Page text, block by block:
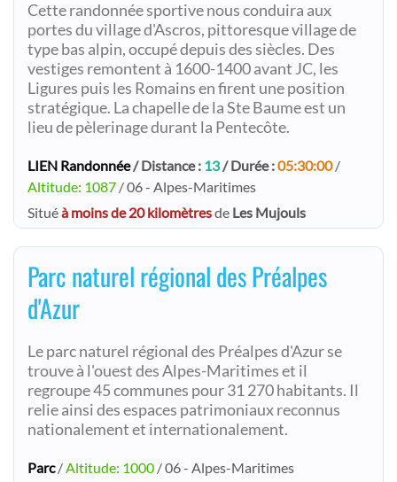
Cette randonnée sportive nous conduira aux
portes du village d'Ascros, pittoresque village de
type bas alpin, occupé depuis des siècles. Des
vestiges remontent à 1600-1400 avant JC, les
Ligures puis les Romains en firent une position
stratégique. La chapelle de la Ste Baume est un
lieu de pèlerinage durant la Pentecôte.
LIEN Randonnée/ Distance : 13/ Durée :05:30:00/
Altitude: 1087 / 06 - Alpes-Maritimes
Situéà moins de 20 kilomètresde Les Mujouls
Parc naturel régional des Préalpes
d'Azur
Le parc naturel régional des Préalpes d'Azur se
trouve à l'ouest des Alpes-Maritimes et il
regroupe 45 communes pour 31 270 habitants. Il
relie ainsi des espaces patrimoniaux reconnus
nationalement et internationalement.
Parc/Altitude: 1000 / 06 - Alpes-Maritimes